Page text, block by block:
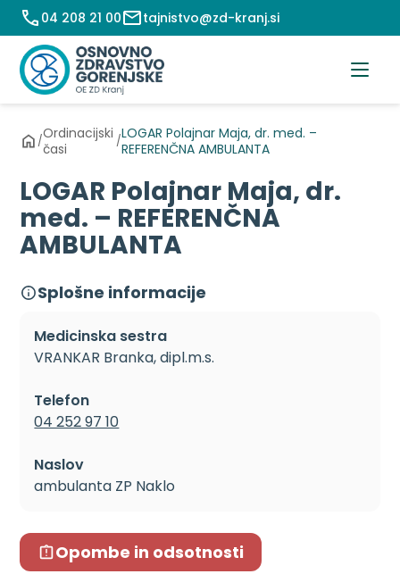
Preskoči
na
vsebino
04 208 21 00 tajnistvo@zd-kranj.si
/Ordinacijski
časi
/LOGAR Polajnar Maja, dr. med. –
REFERENČNA AMBULANTA
LOGAR Polajnar Maja, dr.
med. – REFERENČNA
AMBULANTA
Splošne informacije
Medicinska sestra
VRANKAR Branka, dipl.m.s.
Telefon
04 252 97 10
Naslov
ambulanta ZP Naklo
Opombe in odsotnosti